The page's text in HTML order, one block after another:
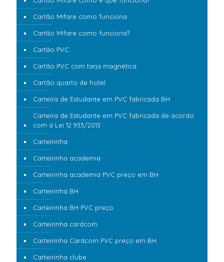
Cartão Mifare como funciona
Cartão Mifare como funciona?
Cartão PVC
Cartão PVC com tarja magnética
Cartão quarto de hotel
Carteira de Estudante em PVC fabricada BH
Carteira de Estudante em PVC fabricada de acordo
com a Lei 12.933/2013
Carteirinha
Carteirinha academia
Carteirinha academia PVC preço em BH
Carteirinha BH
Carteirinha BH PVC preço
Carteirinha cardcom
Carteirinha Cardcom PVC preço em BH
Carteirinha clube